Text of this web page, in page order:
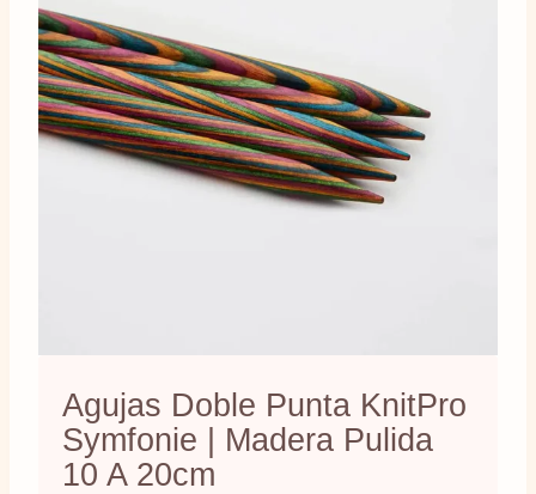
Agujas Doble Punta KnitPro
Symfonie | Madera Pulida
10 A 20cm